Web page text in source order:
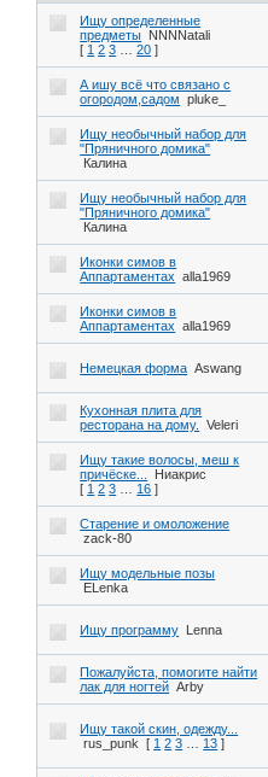
Ищу определенные
предметы NNNNatali
[ 1 2 3 20 ]
А ишу всё что связано с
огородом,садом
pluke_
Ищу необычный набор для
"Пряничного домика"
Калина
Ищу необычный набор для
"Пряничного домика"
Калина
Иконки симов в
Аппартаментах
alla1969
Иконки симов в
Аппартаментах
alla1969
Немецкая форма Aswang
Кухонная плита для
ресторана на дому.
Veleri
Ищу такие волосы, меш к
причёске...
Ниакрис
[ 1 2 3 16 ]
Старение и омоложение
zack-80
Ищу модельные позы
ELenka
Ищу программу Lenna
Пожалуйста, помогите найти
лак для ногтей Arby
Ищу такой скин, одежду...
rus_punk
[ 1 2 3 13 ]